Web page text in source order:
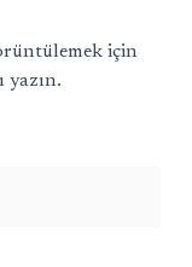
için
yazın.